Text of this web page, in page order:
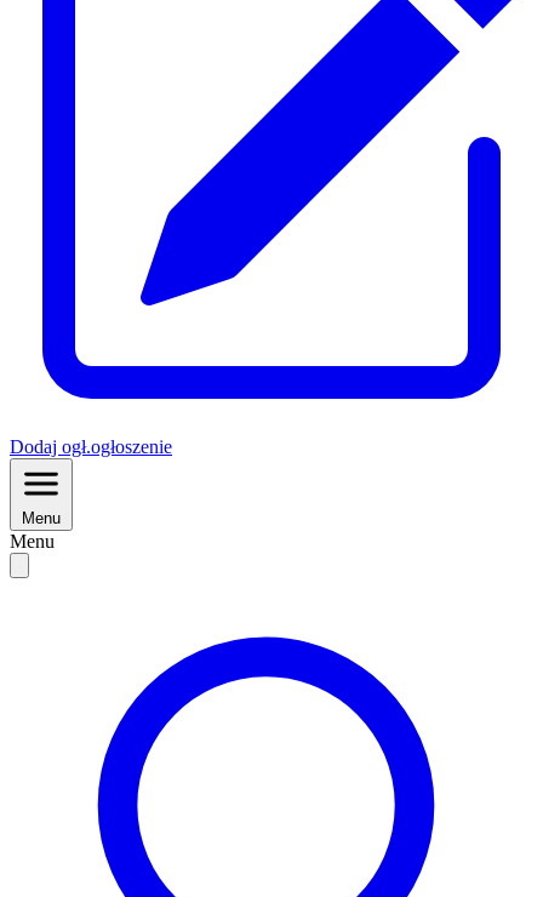
Dodaj ogł.ogłoszenie
Menu
Menu